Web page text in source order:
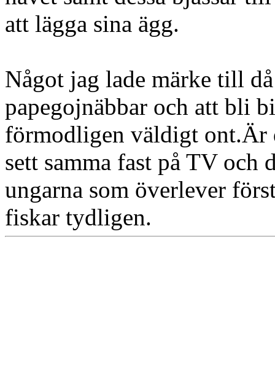
att lägga sina ägg.
Något jag lade märke till
papegojnäbbar och att bli
förmodligen väldigt ont.Är
sett samma fast på TV och
ungarna som överlever
fiskar tydligen.